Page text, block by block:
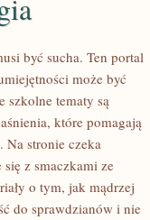
być sucha. Ten portal
może być
szkolne tematy są
które pomagają
Na stronie czeka
się z smaczkami ze
o tym, jak mądrzej
do sprawdzianów i nie